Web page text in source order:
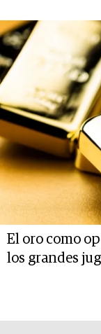
El oro como
los grandes